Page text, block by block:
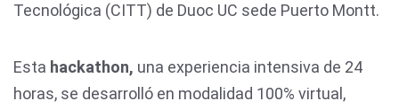
Tecnológica (CITT) de Duoc UC sede Puerto Montt.
Esta hackathon, una experiencia intensiva de 24
horas, se desarrolló en modalidad 100% virtual,